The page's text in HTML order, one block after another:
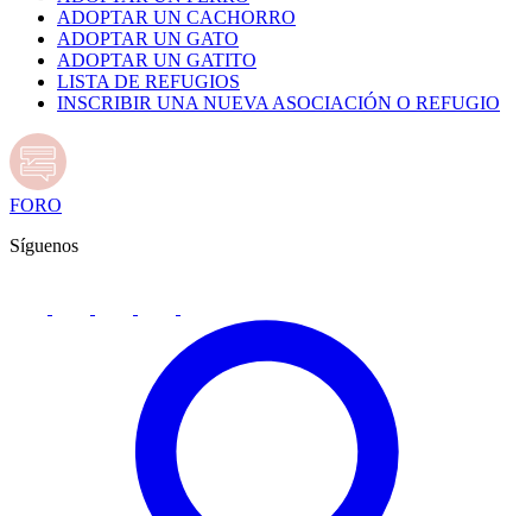
ADOPTAR UN CACHORRO
ADOPTAR UN GATO
ADOPTAR UN GATITO
LISTA DE REFUGIOS
INSCRIBIR UNA NUEVA ASOCIACIÓN O REFUGIO
FORO
Síguenos